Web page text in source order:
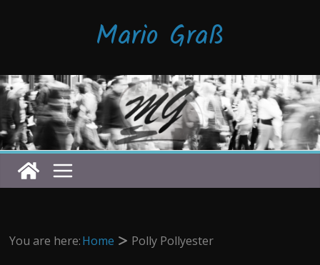
Mario Graß
You are here:Home Polly Pollyester